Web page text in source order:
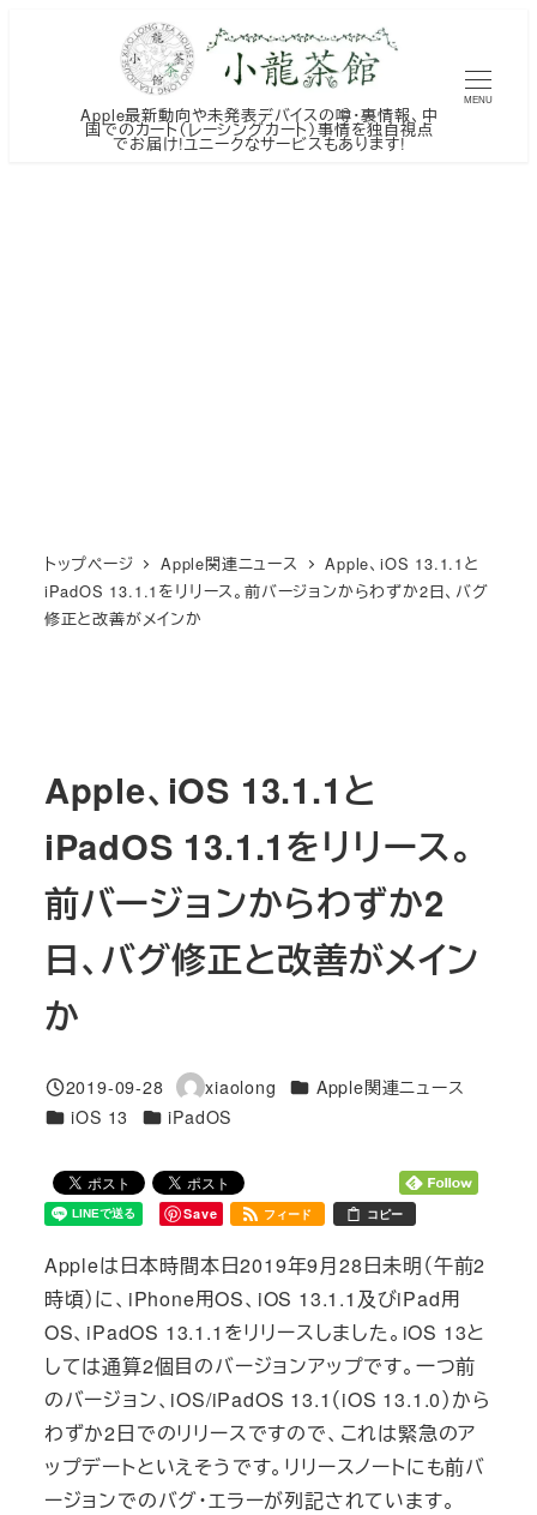
Apple最新動向や未発表デバイスの噂・裏情報、中
国でのカート（レーシングカート）事情を独自視点
でお届け!ユニークなサービスもあります!
MENU
トップページ Apple関連ニュース
Apple、iOS 13.1.1と
iPadOS 13.1.1をリリース。前バージョンからわずか2日、バグ
修正と改善がメインか
Apple、iOS 13.1.1と
iPadOS 13.1.1をリリース。
前バージョンからわずか2
日、バグ修正と改善がメイン
か
投稿日
2019-09-28
著
者
xiaolong カテゴリー
Apple関連ニュース
カテゴリー
iOS 13 カテゴリー
iPadOS
Save フィード コピー
Appleは日本時間本日2019年9月28日未明（午前2
時頃）に、iPhone用OS、iOS 13.1.1及びiPad用
OS、iPadOS 13.1.1をリリースしました。iOS 13と
しては通算2個目のバージョンアップです。一つ前
のバージョン、iOS/iPadOS 13.1（iOS 13.1.0）から
わずか2日でのリリースですので、これは緊急のア
ップデートといえそうです。リリースノートにも前バ
ージョンでのバグ・エラーが列記されています。